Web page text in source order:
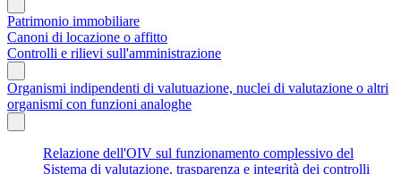
Patrimonio immobiliare
Canoni di locazione o affitto
Controlli e rilievi sull'amministrazione
Organismi indipendenti di valutuazione, nuclei di valutazione o altri
organismi con funzioni analoghe
Relazione dell'OIV sul funzionamento complessivo del
Sistema di valutazione, trasparenza e integrità dei controlli